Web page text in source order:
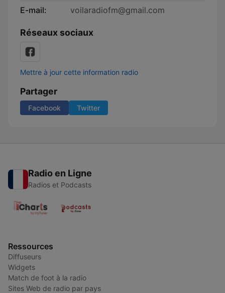
E-mail:
voilaradiofm@gmail.com
Réseaux sociaux
Mettre à jour cette information radio
Partager
Facebook Twitter
Radio en Ligne
Radios et Podcasts
Ressources
Diffuseurs
Widgets
Match de foot à la radio
Sites Web de radio par pays